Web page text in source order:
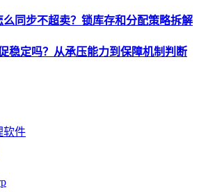
么同步不超卖？锁库存和分配策略拆解
稳定吗？从承压能力到保障机制判断
软件